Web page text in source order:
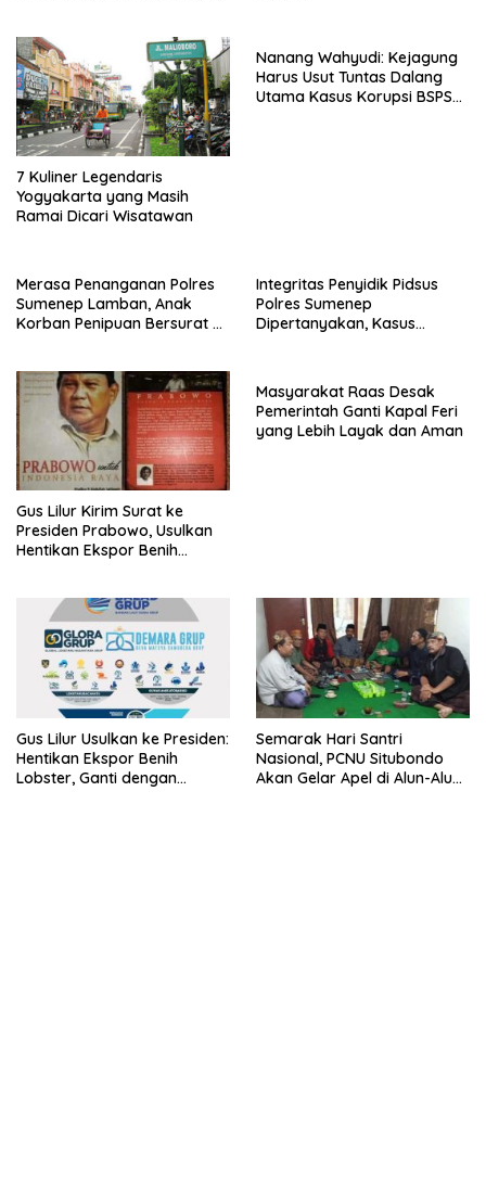
7 Kuliner Legendaris
Yogyakarta yang Masih
Ramai Dicari Wisatawan
Nanang Wahyudi: Kejagung
Harus Usut Tuntas Dalang
Utama Kasus Korupsi BSPS
Merasa Penanganan Polres
Sumenep Lamban, Anak
Korban Penipuan Bersurat ke
Integritas Penyidik Pidsus
Polres Sumenep
Dipertanyakan, Kasus
Kepastian
Gus Lilur Kirim Surat ke
Presiden Prabowo, Usulkan
Hentikan Ekspor Benih
Masyarakat Raas Desak
Pemerintah Ganti Kapal Feri
yang Lebih Layak dan Aman
Gus Lilur Usulkan ke Presiden:
Hentikan Ekspor Benih
Lobster, Ganti dengan
Semarak Hari Santri
Nasional, PCNU Situbondo
Akan Gelar Apel di Alun-Alun